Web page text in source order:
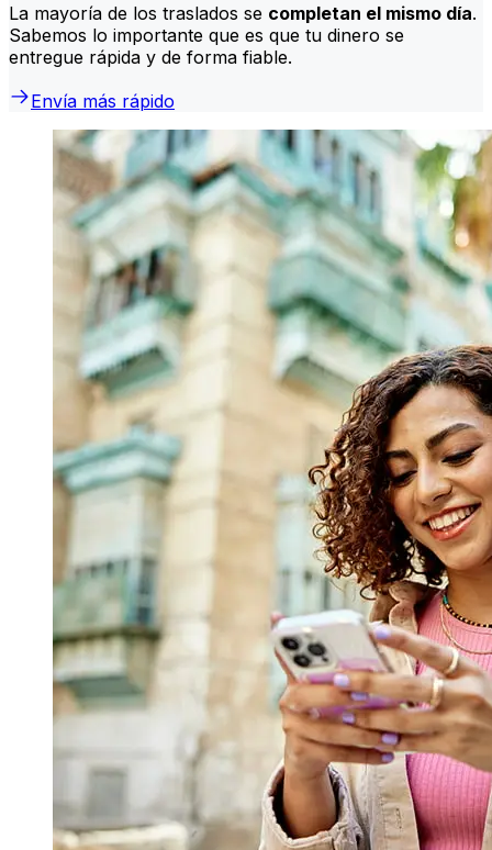
La mayoría de los traslados se completan el mismo día.
Sabemos lo importante que es que tu dinero se
entregue rápida y de forma fiable.
Envía más rápido